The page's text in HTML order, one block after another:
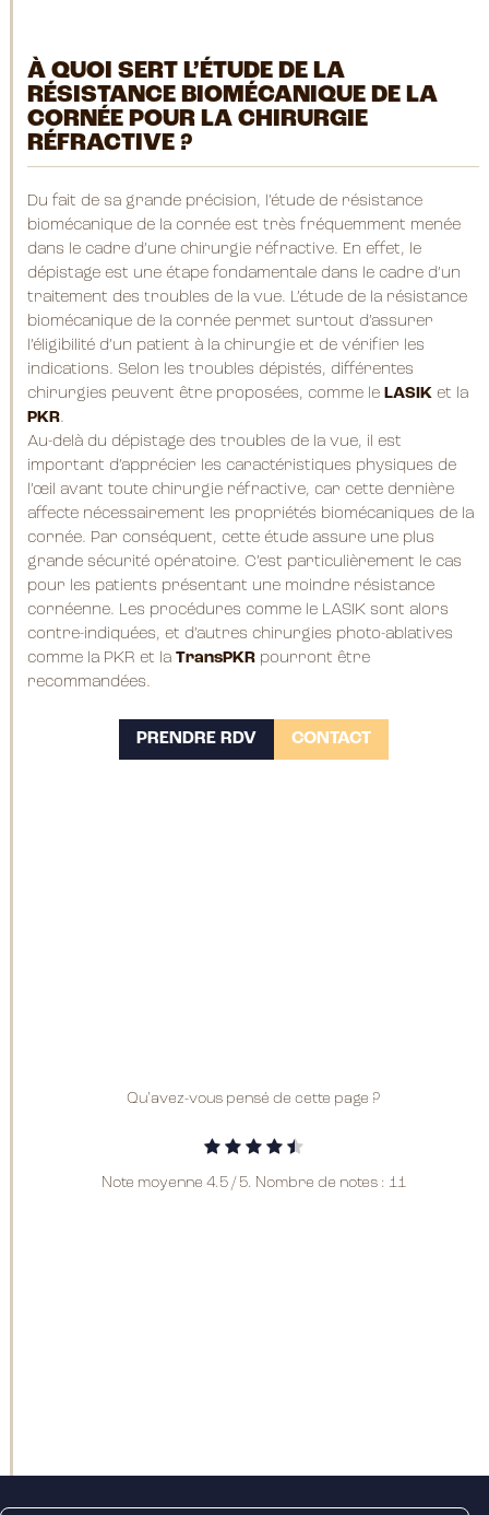
À QUOI SERT L’ÉTUDE DE LA
RÉSISTANCE BIOMÉCANIQUE DE LA
CORNÉE POUR LA CHIRURGIE
RÉFRACTIVE ?
Du fait de sa grande précision, l’étude de résistance
biomécanique de la cornée est très fréquemment menée
dans le cadre d’une chirurgie réfractive. En effet, le
dépistage est une étape fondamentale dans le cadre d’un
traitement des troubles de la vue. L’étude de la résistance
biomécanique de la cornée permet surtout d’assurer
l’éligibilité d’un patient à la chirurgie et de vérifier les
indications. Selon les troubles dépistés, différentes
chirurgies peuvent être proposées, comme leLASIK et la
PKR.
Au-delà du dépistage des troubles de la vue, il est
important d’apprécier les caractéristiques physiques de
l’œil avant toute chirurgie réfractive, car cette dernière
affecte nécessairement les propriétés biomécaniques de la
cornée. Par conséquent, cette étude assure une plus
grande sécurité opératoire. C’est particulièrement le cas
pour les patients présentant une moindre résistance
cornéenne. Les procédures comme le LASIK sont alors
contre-indiquées, et d’autres chirurgies photo-ablatives
comme la PKR et laTransPKR pourront être
recommandées.
PRENDRE RDV CONTACT
Qu'avez-vous pensé de cette page ?
Note moyenne 4.5/ 5. Nombre de notes : 11